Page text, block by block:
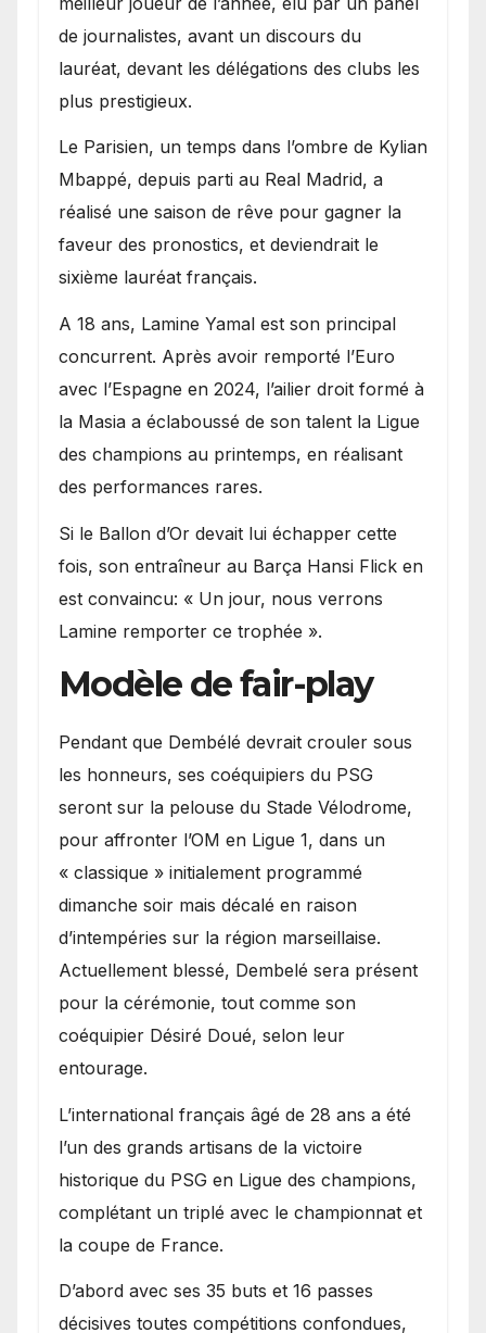
de journalistes, avant un discours du
lauréat, devant les délégations des clubs les
plus prestigieux.
Le Parisien, un temps dans l’ombre de Kylian
Mbappé, depuis parti au Real Madrid, a
réalisé une saison de rêve pour gagner la
faveur des pronostics, et deviendrait le
sixième lauréat français.
A 18 ans, Lamine Yamal est son principal
concurrent. Après avoir remporté l’Euro
avec l’Espagne en 2024, l’ailier droit formé à
la Masia a éclaboussé de son talent la Ligue
des champions au printemps, en réalisant
des performances rares.
Si le Ballon d’Or devait lui échapper cette
fois, son entraîneur au Barça Hansi Flick en
est convaincu: « Un jour, nous verrons
Lamine remporter ce trophée ».
Modèle de fair-play
Pendant que Dembélé devrait crouler sous
les honneurs, ses coéquipiers du PSG
seront sur la pelouse du Stade Vélodrome,
pour affronter l’OM en Ligue 1, dans un
« classique » initialement programmé
dimanche soir mais décalé en raison
d’intempéries sur la région marseillaise.
Actuellement blessé, Dembelé sera présent
pour la cérémonie, tout comme son
coéquipier Désiré Doué, selon leur
entourage.
L’international français âgé de 28 ans a été
l’un des grands artisans de la victoire
historique du PSG en Ligue des champions,
complétant un triplé avec le championnat et
la coupe de France.
D’abord avec ses 35 buts et 16 passes
décisives toutes compétitions confondues,